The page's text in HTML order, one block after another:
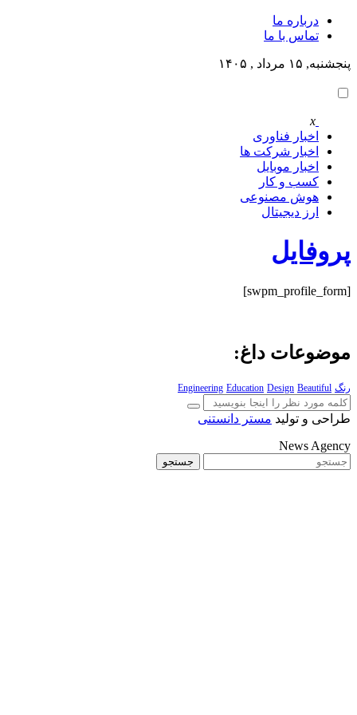
درباره ما
تماس با ما
پنجشنبه, ۱۵ مرداد , ۱۴۰۵
x
اخبار فناوری
اخبار شرکت ها
اخبار موبایل
کسب و کار
هوش مصنوعی
ارز دیجیتال
پروفایل
[swpm_profile_form]
موضوعات داغ:
رنگ Engineering Education Design Beautiful
طراحی و تولید مستر دانستنی
News Agency
جستجو